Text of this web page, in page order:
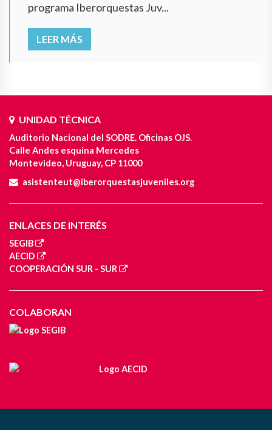
programa Iberorquestas Juv...
LEER MÁS
UNIDAD TÉCNICA
Auditorio Nacional del SODRE. Oficinas OJS.
Calle Andes esquina Mercedes
Montevideo, Uruguay, CP 11000
asistenteut@iberorquestasjuveniles.org
ENLACES DE INTERÉS
SEGIB
AECID
COOPERACIÓN SUR - SUR
COLABORAN